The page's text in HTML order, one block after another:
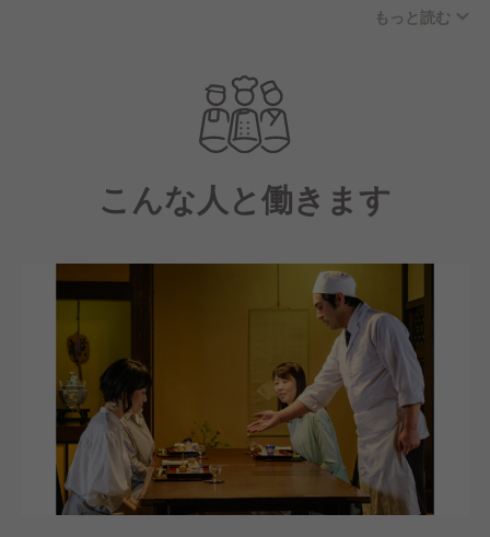
を舞台に、ご夫婦や会社の仲間内、ご友人同士など、
つ)・最大10名様限定でお迎えしています。
料理は、旬の食材を使った和食・懐石料理をコースで
決まったお品書きはなく、お客様のご要望や顔ぶれ、
お好みを伺いながら、旬の食材を合わせて一品一品献
※内訳としては、大枠のメニューは毎月メンバーで考
えて月1回の役員との試食会を経て決定し、そこから
さらにお客様のシーンやご要望に合わせてアレンジを
加えていきます。
2021年10月に開業し、接待や3世代のお祝い事、結
納、七五三など特別なひとときを過ごしに来られるお
客様に、最高のおもてなしをお届けしています。
また、芸者プランなども用意しているので、インバウ
ンドの需要も増えてまいりました。
もっと読む
こんな人と働きます